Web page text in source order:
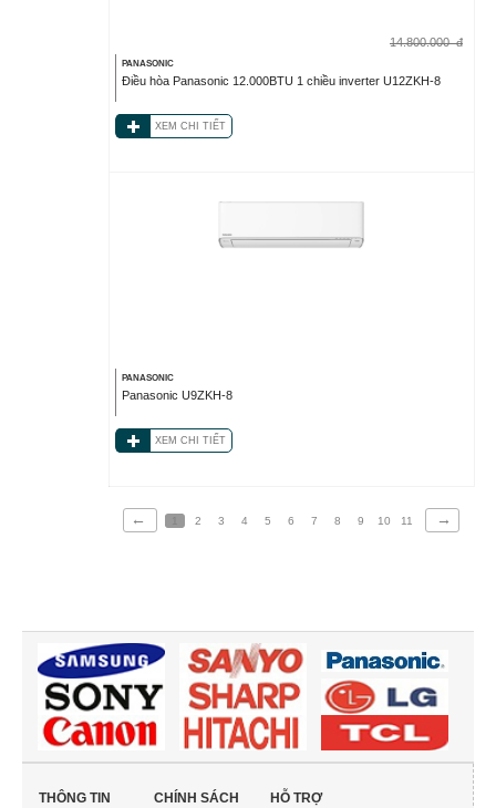
14.800.000 đ
PANASONIC
Điều hòa Panasonic 12.000BTU 1 chiều inverter U12ZKH-8
XEM CHI TIẾT
PANASONIC
Panasonic U9ZKH-8
XEM CHI TIẾT
← 2 3 4 5 6 7 8 9 10 11 →
THÔNG TIN
CHÍNH SÁCH
HỖ TRỢ